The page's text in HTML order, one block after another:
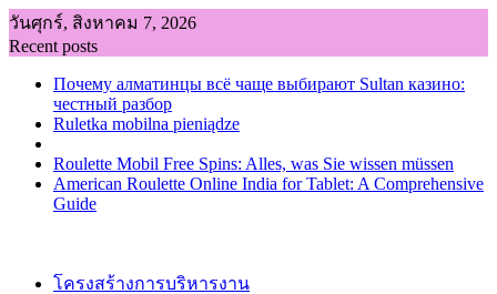
Skip
to
content
วันศุกร์, สิงหาคม 7, 2026
Recent posts
Почему алматинцы всё чаще выбирают Sultan казино:
честный разбор
Ruletka mobilna pieniądze
Roulette Mobil Free Spins: Alles, was Sie wissen müssen
American Roulette Online India for Tablet: A Comprehensive
Guide
โครงสร้างการบริหารงาน